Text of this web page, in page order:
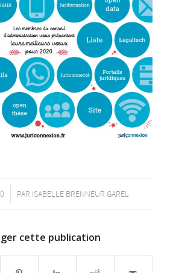
PAR ISABELLE BRENNEUR GAREL
cette publication